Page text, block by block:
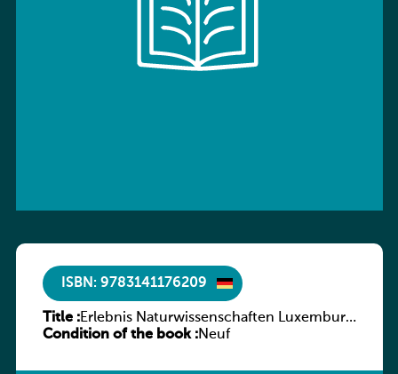
ISBN: 9783141176209
Title :Erlebnis Naturwissenschaften Luxemburg
7e/6e ESC
Condition of the book :Neuf